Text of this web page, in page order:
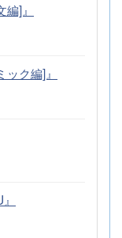
]』
ク編]』